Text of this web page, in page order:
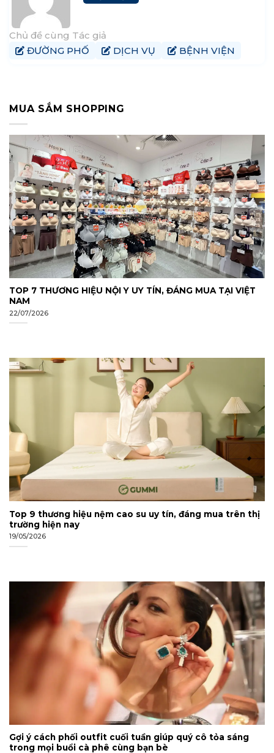
Chủ đề cùng Tác giả
ĐƯỜNG PHỐ
DỊCH VỤ BỆNH VIỆN
MUA SẮM SHOPPING
TOP 7 THƯƠNG HIỆU NỘI Y UY TÍN, ĐÁNG MUA TẠI VIỆT
NAM
22/07/2026
Top 9 thương hiệu nệm cao su uy tín, đáng mua trên thị
trường hiện nay
19/05/2026
Gợi ý cách phối outfit cuối tuần giúp quý cô tỏa sáng
trong mọi buổi cà phê cùng bạn bè